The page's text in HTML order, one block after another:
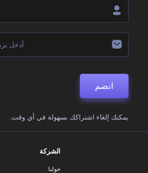
انضم
يمكنك إلغاء اشتراكك بسهولة في أي وقت.
الشركة
حولنا